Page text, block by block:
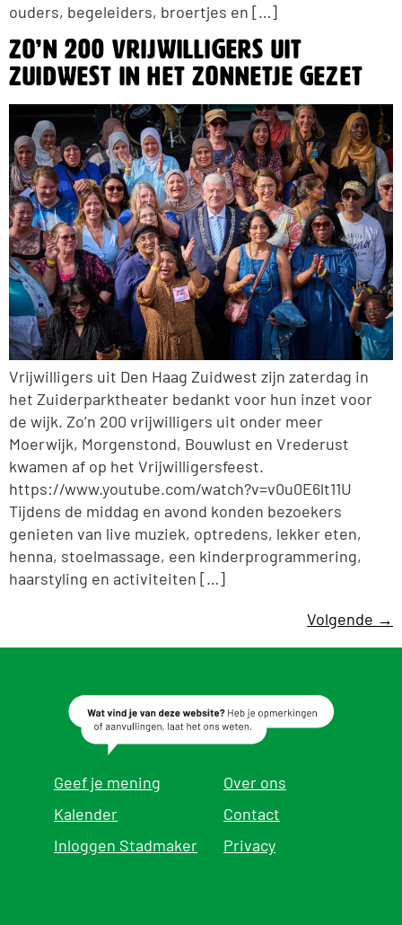
ouders, begeleiders, broertjes en […]
Zo’n 200 vrijwilligers uit
Zuidwest in het zonnetje gezet
Vrijwilligers uit Den Haag Zuidwest zijn zaterdag in
het Zuiderparktheater bedankt voor hun inzet voor
de wijk. Zo’n 200 vrijwilligers uit onder meer
Moerwijk, Morgenstond, Bouwlust en Vrederust
kwamen af op het Vrijwilligersfeest.
https://www.youtube.com/watch?v=v0u0E6lt11U
Tijdens de middag en avond konden bezoekers
genieten van live muziek, optredens, lekker eten,
henna, stoelmassage, een kinderprogrammering,
haarstyling en activiteiten […]
Volgende →
Geef je mening
Kalender
Inloggen Stadmaker
Over ons
Contact
Privacy